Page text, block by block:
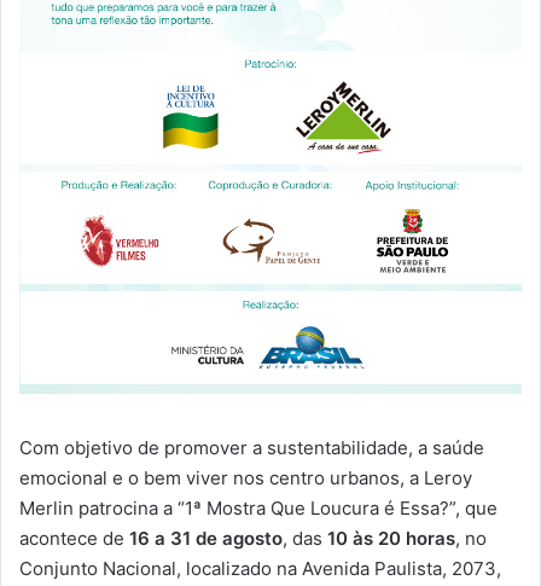
Com objetivo de promover a sustentabilidade, a saúde
emocional e o bem viver nos centro urbanos, a Leroy
Merlin patrocina a “1ª Mostra Que Loucura é Essa?”, que
acontece de 16 a 31 de agosto, das 10 às 20 horas, no
Conjunto Nacional, localizado na Avenida Paulista, 2073,